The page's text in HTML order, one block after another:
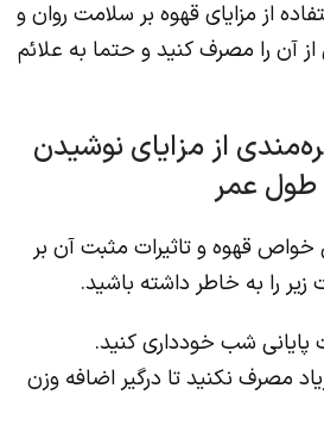
از مزایای قهوه بر سلامت روان و
آن را مصرف کنید و حتما به علائم
از مزایای نوشیدن
طول عمر
خواص قهوه و تاثیرات مثبت آن بر
را به خاطر داشته باشید.
شب خودداری کنید.
مصرف نکنید تا درگیر اضافه وزن